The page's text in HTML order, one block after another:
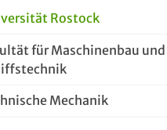
Rostock
für Maschinenbau und
Mechanik